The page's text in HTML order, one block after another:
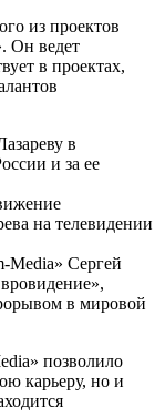
из проектов
Он ведет
в проектах,
в
и за ее
на телевидении
Media» Сергей
в мировой
позволило
карьеру, но и